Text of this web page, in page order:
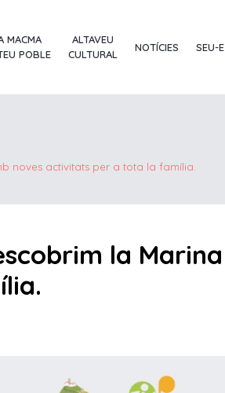
MACMA
POBLE
ALTAVEU
CULTURAL
NOTÍCIES SEU-E
noves activitats per a tota la família.
la Marina